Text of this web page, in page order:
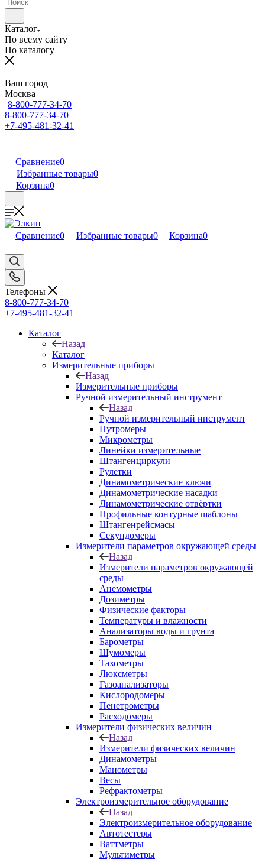
Каталог
По всему сайту
По каталогу
Ваш город
Москва
8-800-777-34-70
8-800-777-34-70
+7-495-481-32-41
Сравнение0
Избранные товары0
Корзина0
Сравнение0 Избранные товары0 Корзина0
Телефоны
8-800-777-34-70
+7-495-481-32-41
Каталог
Назад
Каталог
Измерительные приборы
Назад
Измерительные приборы
Ручной измерительный инструмент
Назад
Ручной измерительный инструмент
Нутромеры
Микрометры
Линейки измерительные
Штангенциркули
Рулетки
Динамометрические ключи
Динамометрические насадки
Динамометрические отвёртки
Профильные контурные шаблоны
Штангенрейсмасы
Секундомеры
Измерители параметров окружающей среды
Назад
Измерители параметров окружающей
среды
Анемометры
Дозиметры
Физические факторы
Температуры и влажности
Анализаторы воды и грунта
Барометры
Шумомеры
Тахометры
Люксметры
Газоанализаторы
Кислородомеры
Пенетрометры
Расходомеры
Измерители физических величин
Назад
Измерители физических величин
Динамометры
Манометры
Весы
Рефрактометры
Электроизмерительное оборудование
Назад
Электроизмерительное оборудование
Автотестеры
Ваттметры
Мультиметры